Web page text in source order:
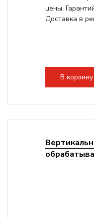
цены.
Доставка в
В корзину